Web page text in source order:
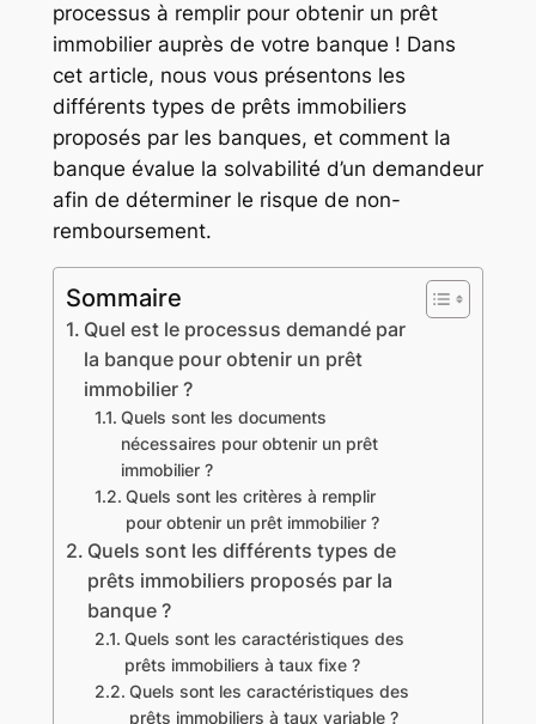
processus à remplir pour obtenir un prêt
immobilier auprès de votre banque ! Dans
cet article, nous vous présentons les
différents types de prêts immobiliers
proposés par les banques, et comment la
banque évalue la solvabilité d’un demandeur
afin de déterminer le risque de non-
remboursement.
Sommaire
Quel est le processus demandé par
la banque pour obtenir un prêt
immobilier ?
Quels sont les documents
nécessaires pour obtenir un prêt
immobilier ?
Quels sont les critères à remplir
pour obtenir un prêt immobilier ?
Quels sont les différents types de
prêts immobiliers proposés par la
banque ?
Quels sont les caractéristiques des
prêts immobiliers à taux fixe ?
Quels sont les caractéristiques des
prêts immobiliers à taux variable ?